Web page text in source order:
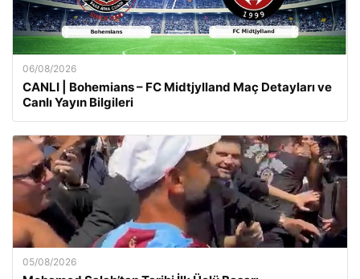
06/08/2026
CANLI | Bohemians – FC Midtjylland Maç Detayları ve
Canlı Yayın Bilgileri
05/08/2026